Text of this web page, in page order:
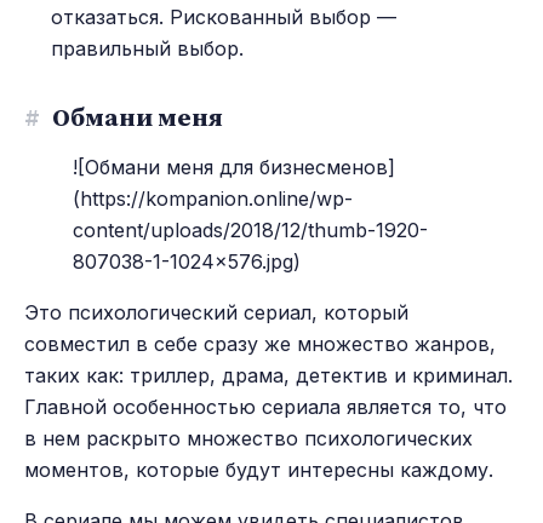
отказаться. Рискованный выбор —
правильный выбор.
# Обмани меня
![Обмани меня для бизнесменов]
(https://kompanion.online/wp-
content/uploads/2018/12/thumb-1920-
807038-1-1024x576.jpg)
Это психологический сериал, который
совместил в себе сразу же множество жанров,
таких как: триллер, драма, детектив и криминал.
Главной особенностью сериала является то, что
в нем раскрыто множество психологических
моментов, которые будут интересны каждому.